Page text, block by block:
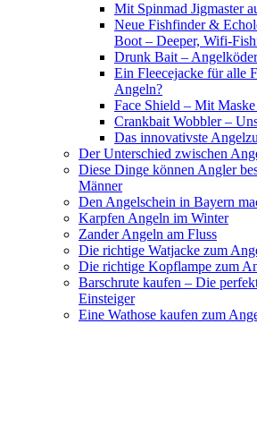
Mit Spinmad Jigmaster
Neue Fishfinder &
Boot – Deeper, Wifi-
Drunk Bait –
Ein Fleecejacke für alle
Angeln?
Face Shield – Mit
Crankbait Wobbler –
Das innovativste
Der Unterschied zwischen
Diese Dinge können Angler
Männer
Den Angelschein in Bayern
Karpfen Angeln im Winter
Zander Angeln am Fluss
Die richtige Watjacke zum
Die richtige Kopflampe zum
Barschrute kaufen – Die
Einsteiger
Eine Wathose kaufen zum